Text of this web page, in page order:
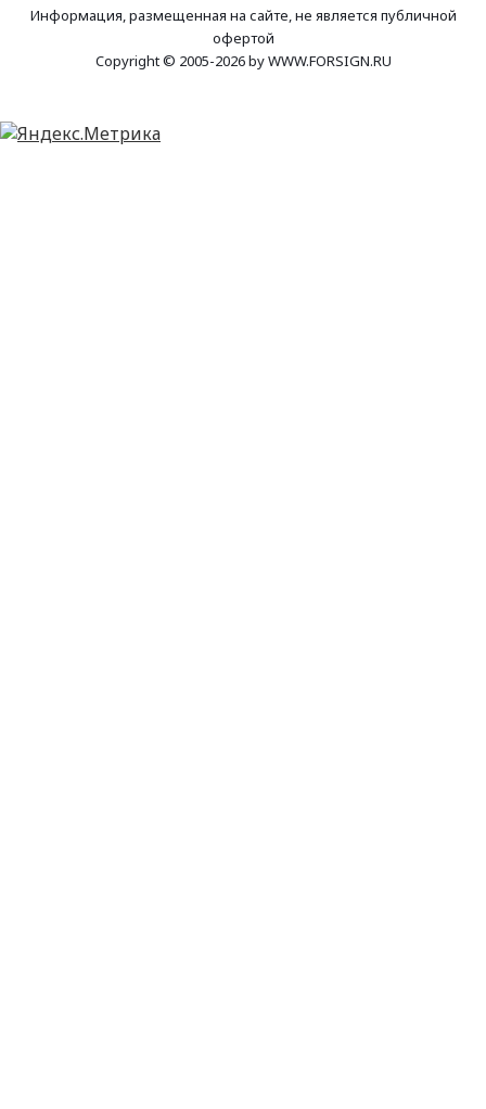
Информация, размещенная на сайте, не является публичной
офертой
Copyright © 2005-2026 by WWW.FORSIGN.RU